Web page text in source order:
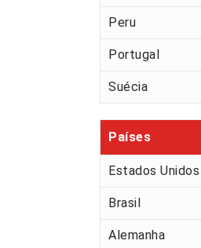
Peru
Portugal
Suécia
Países
Estados Unidos
Brasil
Alemanha